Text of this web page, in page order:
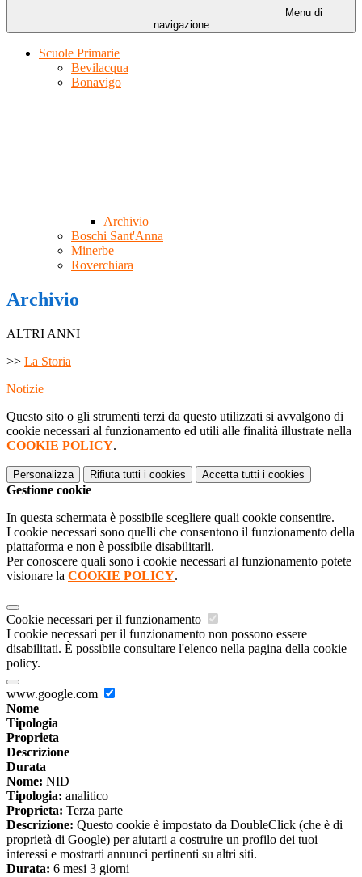
Menu di
navigazione
Scuole Primarie
Bevilacqua
Bonavigo
Archivio
Boschi Sant'Anna
Minerbe
Roverchiara
Archivio
ALTRI ANNI
>> La Storia
Notizie
Questo sito o gli strumenti terzi da questo utilizzati si avvalgono di
cookie necessari al funzionamento ed utili alle finalità illustrate nella
COOKIE POLICY.
Personalizza Rifiuta tutti i cookies Accetta tutti i cookies
Gestione cookie
In questa schermata è possibile scegliere quali cookie consentire.
I cookie necessari sono quelli che consentono il funzionamento della
piattaforma e non è possibile disabilitarli.
Per conoscere quali sono i cookie necessari al funzionamento potete
visionare la COOKIE POLICY.
Cookie necessari per il funzionamento
I cookie necessari per il funzionamento non possono essere
disabilitati. È possibile consultare l'elenco nella pagina della cookie
policy.
www.google.com
Nome
Tipologia
Proprieta
Descrizione
Durata
Nome: NID
Tipologia: analitico
Proprieta: Terza parte
Descrizione: Questo cookie è impostato da DoubleClick (che è di
proprietà di Google) per aiutarti a costruire un profilo dei tuoi
interessi e mostrarti annunci pertinenti su altri siti.
Durata: 6 mesi 3 giorni